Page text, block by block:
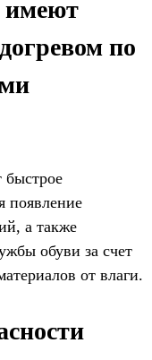
имеют
по
быстрое
появление
а также
обуви за счет
от влаги.